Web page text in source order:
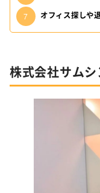
オフィス探しや
株式会社サム